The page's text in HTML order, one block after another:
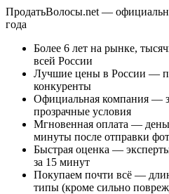
ПродатьВолосы.net —
года
Более 6 лет на рынке,
всей России
Лучшие цены в России —
конкуренты
Официальная компания —
прозрачные условия
Мгновенная оплата —
минуты после отправки
Быстрая оценка —
за 15 минут
Покупаем почти всё —
типы (кроме сильно